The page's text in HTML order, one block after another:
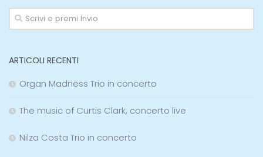
ARTICOLI RECENTI
Organ Madness Trio in concerto
The music of Curtis Clark, concerto live
Nilza Costa Trio in concerto